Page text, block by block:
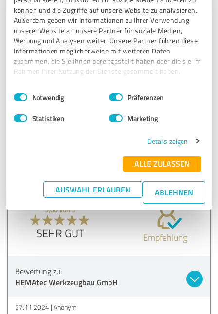
können und die Zugriffe auf unsere Website zu analysieren.
Außerdem geben wir Informationen zu Ihrer Verwendung
unserer Website an unsere Partner für soziale Medien,
Werbung und Analysen weiter. Unsere Partner führen diese
Informationen möglicherweise mit weiteren Daten
zusammen, die Sie ihnen bereitgestellt haben oder die sie im
Rahmen Ihrer Nutzung der Dienste gesammelt haben.
Impressum Datenschutzbestimmungen
Einwilligungsauswahl
Notwendig Präferenzen
Statistiken Marketing
Details zeigen
ALLE ZULASSEN
AUSWAHL ERLAUBEN ABLEHNEN
Erfahrungsbericht & Bewertung zu:
HEMAtec Werkzeugbau GmbH
21.11.2024 Anonym
GUT
5,00 von 5
SEHR GUT Empfehlung
Bewertung zu:
HEMAtec Werkzeugbau GmbH
27.11.2024 Anonym